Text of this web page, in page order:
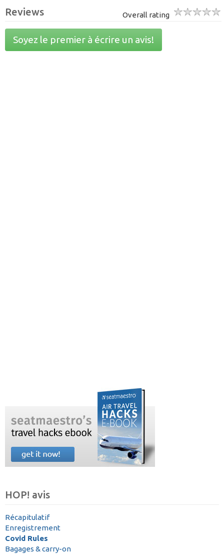
Overall rating
Reviews
Soyez le premier à écrire un avis!
HOP! avis
Récapitulatif
Enregistrement
Covid Rules
Bagages & carry-on